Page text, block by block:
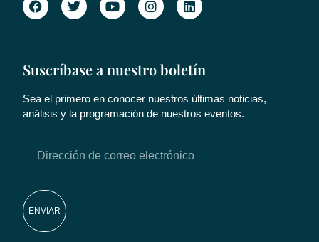
Suscríbase a nuestro boletín
Sea el primero en conocer nuestros últimas noticias,
análisis y la programación de nuestros eventos.
ENVIAR